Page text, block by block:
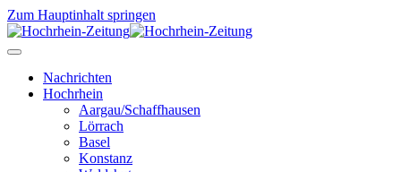
Zum Hauptinhalt springen
Nachrichten
Hochrhein
Aargau/Schaffhausen
Lörrach
Basel
Konstanz